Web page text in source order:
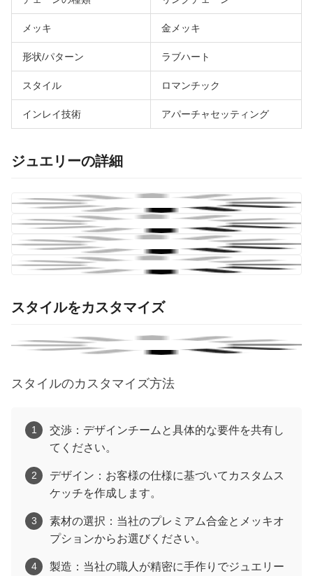
メッキ 金メッキ
形状/パターン ラブハート
スタイル ロマンチック
インレイ技術 アパーチャセッティング
ジュエリーの詳細
スタイルをカスタマイズ
スタイルのカスタマイズ方法
1
交渉：デザインチームと具体的な要件を共有し
てください。
2
デザイン：お客様の仕様に基づいてカスタムス
ケッチを作成します。
3
素材の選択：当社のプレミアム合金とメッキオ
プションからお選びください。
4
製造：当社の職人が精密に手作りでジュエリー